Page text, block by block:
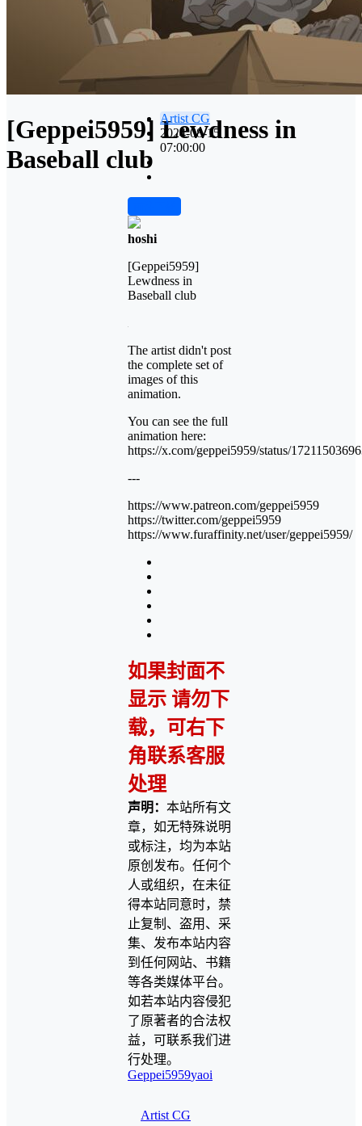
[Geppei5959] Lewdness in
Baseball club
Artist CG
2024-08-15
07:00:00
hoshi
[Geppei5959]
Lewdness in
Baseball club
The artist didn't post
the complete set of
images of this
animation.
You can see the full
animation here:
https://x.com/geppei5959/status/
---
https://www.patreon.com/geppei5959
https://twitter.com/geppei5959
https://www.furaffinity.net/user/geppei5959/
如果封面不
显示 请勿下
载，可右下
角联系客服
处理
声明： 本站所有文
章，如无特殊说明
或标注，均为本站
原创发布。任何个
人或组织，在未征
得本站同意时，禁
止复制、盗用、采
集、发布本站内容
到任何网站、书籍
等各类媒体平台。
如若本站内容侵犯
了原著者的合法权
益，可联系我们进
行处理。
Geppei5959yaoi
Artist CG